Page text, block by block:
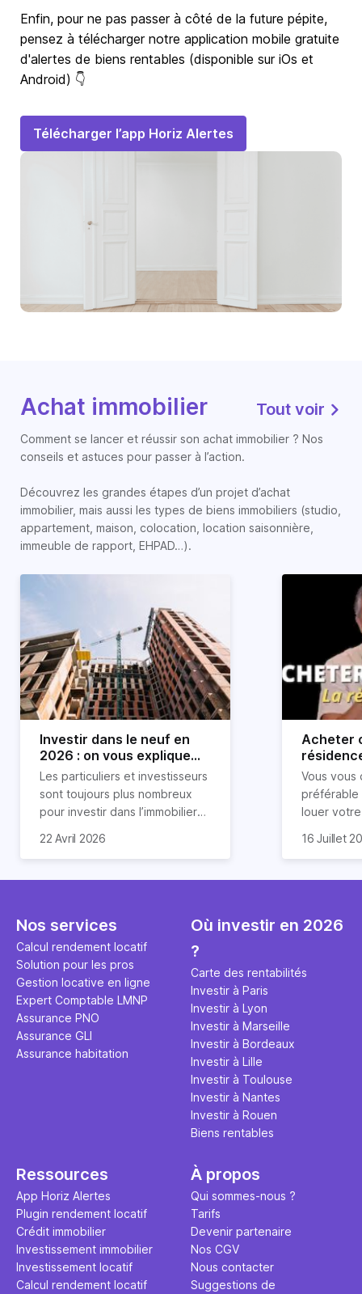
Enfin, pour ne pas passer à côté de la future pépite,
pensez à télécharger notre application mobile gratuite
d'alertes de biens rentables (disponible sur iOs et
Android) 👇
Télécharger l’app Horiz Alertes
Achat immobilier Tout voir
Comment se lancer et réussir son achat immobilier ? Nos
conseils et astuces pour passer à l’action.
Découvrez les grandes étapes d’un projet d’achat
immobilier, mais aussi les types de biens immobiliers (studio,
appartement, maison, colocation, location saisonnière,
immeuble de rapport, EHPAD…).
Investir dans le neuf en
2026 : on vous explique
tout !
Les particuliers et investisseurs
sont toujours plus nombreux
pour investir dans l’immobilier
nombreux avantages à choisir
expliquons tout dans cet
22 Avril 2026
Acheter
règle
révélée
Vous vous
préférable
louer
expert en
règle
ce secret
l'argent
principale
études et
16 Juillet
Nos services
Calcul rendement locatif
Solution pour les pros
Gestion locative en ligne
Expert Comptable LMNP
Assurance PNO
Assurance GLI
Assurance habitation
Où investir en 2026
?
Carte des rentabilités
Investir à Paris
Investir à Lyon
Investir à Marseille
Investir à Bordeaux
Investir à Lille
Investir à Toulouse
Investir à Nantes
Investir à Rouen
Biens rentables
Ressources
App Horiz Alertes
Plugin rendement locatif
Crédit immobilier
Investissement immobilier
Investissement locatif
Calcul rendement locatif
À propos
Qui sommes-nous ?
Tarifs
Devenir partenaire
Nos CGV
Nous contacter
Suggestions de